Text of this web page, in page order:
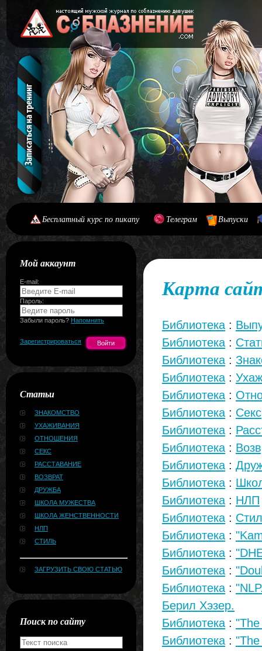
Бесплатный курс по пикапу Телеграм Выпуски
Мой аккаунт
E-mail:
Пароль:
Забыли пароль? Напомнить
Зарегистрироваться
Статьи
ЗНАКОМСТВО
УХАЖИВАНИЯ
ОТНОШЕНИЯ
СЕКС
РАССТАВАНИЕ
ВОЗВРАТ
ДРУЖБА
ШКОЛА МУЖЕСТВА
ШКОЛА ЖЕНСТВЕННОСТИ
НЛП
СТИЛЬ
ЗАГРУЗИТЬ СВОЮ СТАТЬЮ
Поиск по сайту
Карта
Библиотека :
Библиотека :
Библиотека :
Библиотека :
Библиотека :
Библиотека : Секс
Библиотека :
Библиотека :
Библиотека :
Библиотека :
Библиотека : НЛП
Библиотека :
Библиотека :
Библиотека :
Библиотека :
Библиотека :
Берил Хэзер.
Библиотека :
Библиотека :